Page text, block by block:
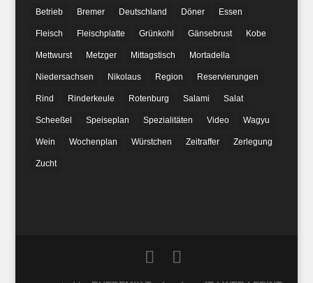
Betrieb Bremer Deutschland Döner Essen
Fleisch Fleischplatte Grünkohl Gänsebrust Kobe
Mettwurst Metzger Mittagstisch Mortadella
Niedersachsen Nikolaus Region Reservierungen
Rind Rinderkeule Rotenburg Salami Salat
Scheeßel Speiseplan Spezialitäten Video Wagyu
Wein Wochenplan Würstchen Zeitraffer Zerlegung
Zucht